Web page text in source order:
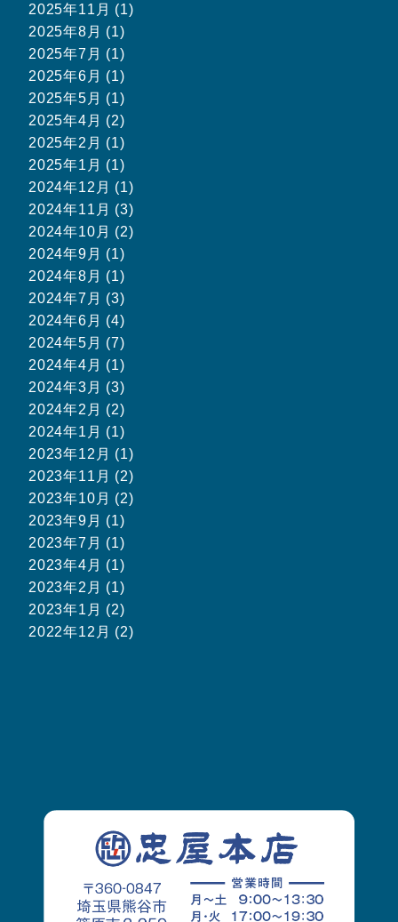
2025年11月 (1)
2025年8月 (1)
2025年7月 (1)
2025年6月 (1)
2025年5月 (1)
2025年4月 (2)
2025年2月 (1)
2025年1月 (1)
2024年12月 (1)
2024年11月 (3)
2024年10月 (2)
2024年9月 (1)
2024年8月 (1)
2024年7月 (3)
2024年6月 (4)
2024年5月 (7)
2024年4月 (1)
2024年3月 (3)
2024年2月 (2)
2024年1月 (1)
2023年12月 (1)
2023年11月 (2)
2023年10月 (2)
2023年9月 (1)
2023年7月 (1)
2023年4月 (1)
2023年2月 (1)
2023年1月 (2)
2022年12月 (2)